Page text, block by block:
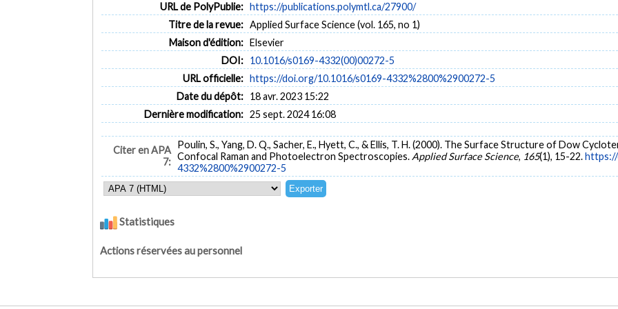
URL de PolyPublie: https://publications.polymtl.ca/27900/
Titre de la revue: Applied Surface Science (vol. 165, no 1)
Maison d'édition: Elsevier
DOI: 10.1016/s0169-4332(00)00272-5
URL officielle: https://doi.org/10.1016/s0169-4332%2800%2900272-5
Date du dépôt: 18 avr. 2023 15:22
Dernière modification: 25 sept. 2024 16:08
Citer en APA
7:
Poulin, S., Yang, D. Q., Sacher, E., Hyett, C., & Ellis, T. H. (2000). The Surface Structure of Dow
Confocal Raman and Photoelectron Spectroscopies. Applied Surface Science, 165(1), 15-22.
4332%2800%2900272-5
Statistiques
Actions réservées au personnel